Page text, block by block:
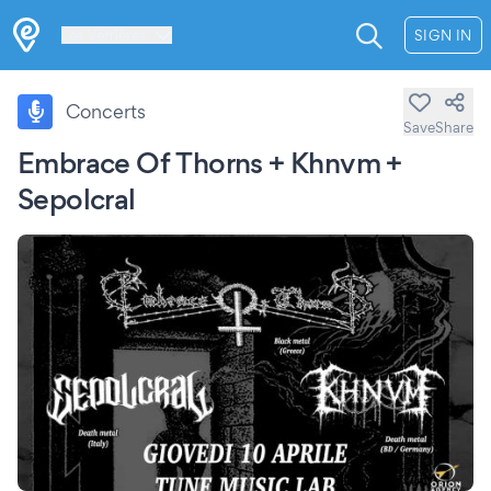
SIGN IN
Embrace Of Thorns + Khnvm +
Sepolcral
Concerts
SaveShare